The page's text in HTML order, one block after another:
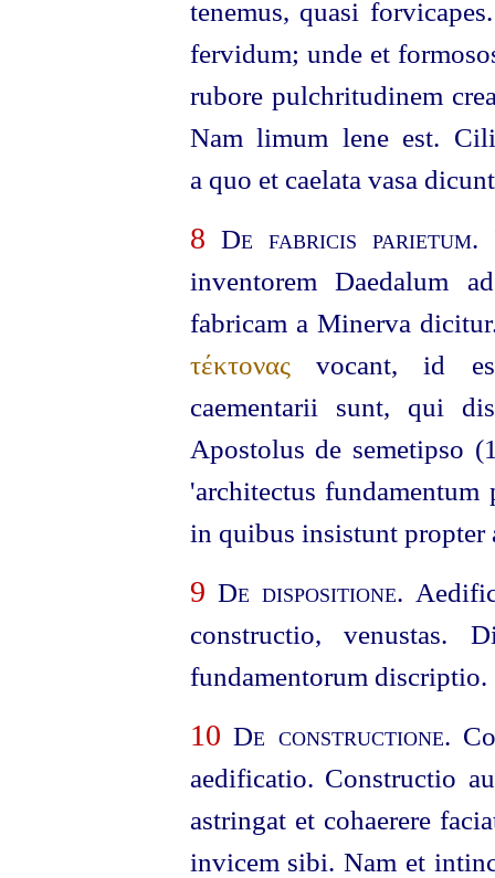
tenemus, quasi
fervidum; unde et
rubore pulchritudinem
Nam limum lene est.
a quo et caelata vasa
8 De fabricis parietum.
inventorem Daedalum
fabricam a Minerva
τέκτοναςvocant, id est
caementarii sunt, qui
Apostolus de semetipso
'architectus
in quibus insistunt
9 De dispositione.
constructio, venustas.
fundamentorum discriptio.
10 De constructione.
aedificatio. Constructio
astringat et cohaerere
invicem sibi. Nam et